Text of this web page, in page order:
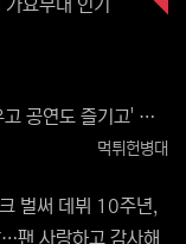
'노래 배우고 공연도 즐기고' 울주 싱싱 가요무대 인기
등록자
먹튀헌병대